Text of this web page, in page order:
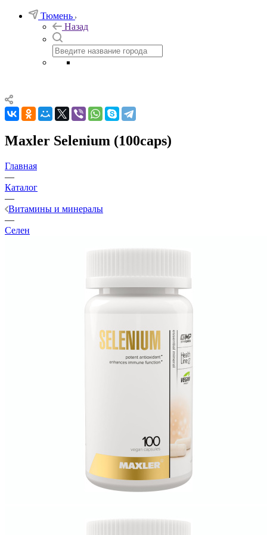
Тюмень
Назад
Maxler Selenium (100caps)
Главная
—
Каталог
—
Витамины и минералы
—
Селен